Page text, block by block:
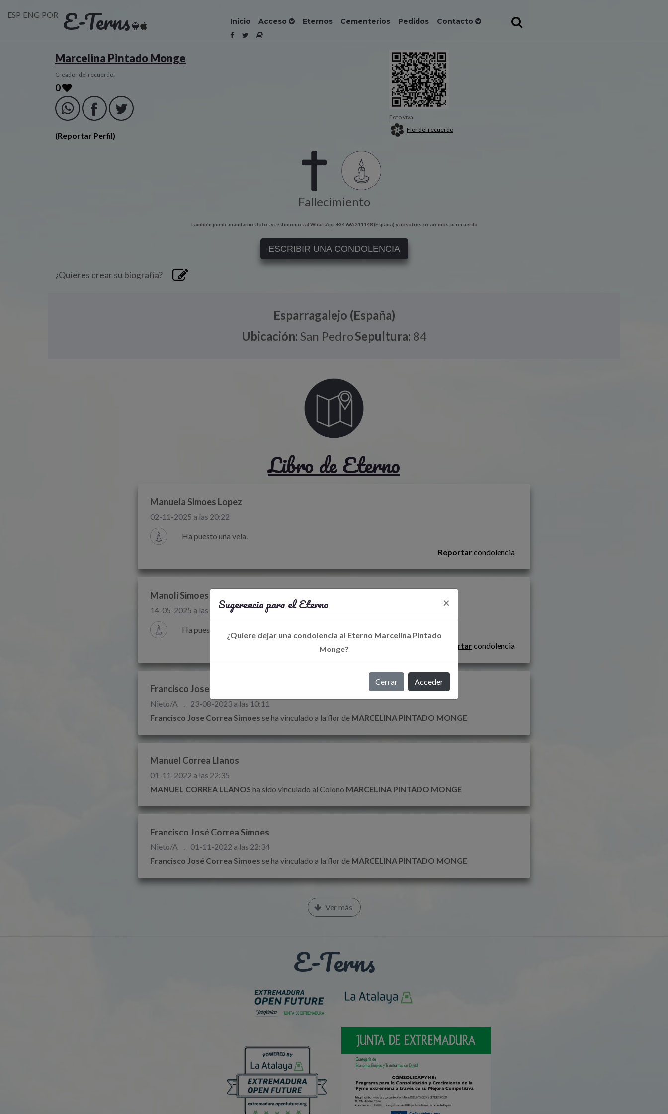
ESP ENG POR E-Terns Inicio Acceso Eternos Cementerios Pedidos Contacto
Marcelina Pintado Monge
Creador del recuerdo:
0
(Reportar Perfil)
Foto viva
Flor del recuerdo
Fallecimiento
También puede mandarnos fotos y testimonios al WhatsApp +34 665211148 (España) y nosotros crearemos su recuerdo
ESCRIBIR UNA CONDOLENCIA
¿Quieres crear su biografía?
Esparragalejo (España)
Ubicación: San PedroSepultura: 84
Libro de Eterno
Manuela Simoes Lopez
02-11-2025 a las 20:22
Ha puesto una vela.
Reportar condolencia
Manoli Simoes
14-05-2025 a las 20:38
Ha puesto una vela.
Reportar condolencia
Francisco Jose Correa Simoes
Nieto/A .
23-08-2023 a las 10:11
Francisco Jose Correa Simoes se ha vinculado a la flor de MARCELINA PINTADO MONGE
Manuel Correa Llanos
01-11-2022 a las 22:35
MANUEL CORREA LLANOS ha sido vinculado al Colono MARCELINA PINTADO MONGE
Francisco José Correa Simoes
Nieto/A .
01-11-2022 a las 22:34
Francisco José Correa Simoes se ha vinculado a la flor de MARCELINA PINTADO MONGE
Ver más
Sugerencia para el Eterno ×
¿Quiere dejar una condolencia al Eterno Marcelina Pintado
Monge?
Cerrar Acceder
E-Terns